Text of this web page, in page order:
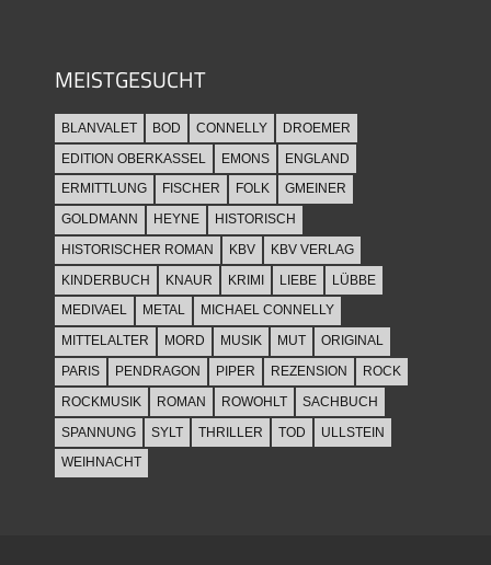
MEISTGESUCHT
BLANVALET BOD CONNELLY
DROEMER
EDITION OBERKASSEL
EMONS
ENGLAND
ERMITTLUNG
FISCHER FOLK
GMEINER
GOLDMANN
HEYNE
HISTORISCH
HISTORISCHER ROMAN
KBV
KBV VERLAG
KINDERBUCH
KNAUR KRIMI LIEBE
LÜBBE
MEDIVAEL
METAL
MICHAEL CONNELLY
MITTELALTER
MORD MUSIK MUT
ORIGINAL
PARIS
PENDRAGON PIPER REZENSION
ROCK
ROCKMUSIK
ROMAN ROWOHLT
SACHBUCH
SPANNUNG
SYLT THRILLER TOD
ULLSTEIN
WEIHNACHT